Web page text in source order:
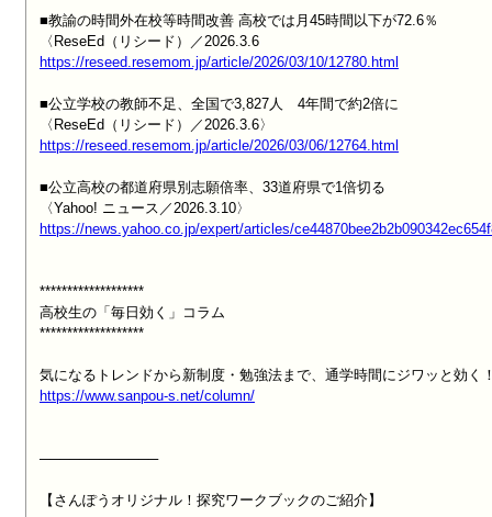
■教諭の時間外在校等時間改善 高校では月45時間以下が72.6％
https://reseed.resemom.jp/article/2026/03/10/12780.html
■公立学校の教師不足、全国で3,827人　4年間で約2倍に
https://reseed.resemom.jp/article/2026/03/06/12764.html
■公立高校の都道府県別志願倍率、33道府県で1倍切る
https://news.yahoo.co.jp/expert/articles/
*******************
高校生の「毎日効く」コラム
*******************
https://www.sanpou-s.net/column/
────────────
【さんぽうオリジナル！探究ワークブックのご紹介】